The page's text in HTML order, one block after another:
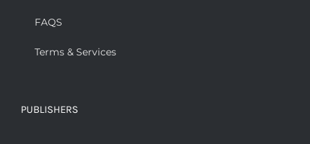
FAQS
Terms & Services
PUBLISHERS